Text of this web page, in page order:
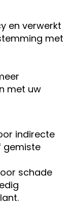
en verwerkt
met
met uw
indirecte
gemiste
schade